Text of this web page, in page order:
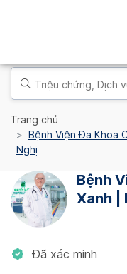
Trang chủ
Bệnh Viện Đa Khoa
Nghị
Bệnh
Xanh |
Đã xác minh